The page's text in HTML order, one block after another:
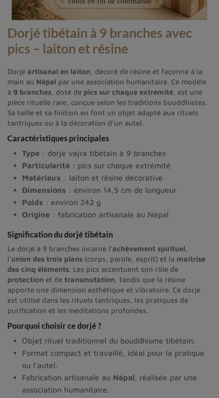
Dorjé tibétain à 9 branches avec
pics – laiton et résine
Dorjé artisanal en laiton , décoré de résine et façonné à la
main au Népal par une association humanitaire. Ce modèle
à 9 branches , doté de pics sur chaque extrémité , est une
pièce rituelle rare, conçue selon les traditions bouddhistes.
Sa taille et sa finition en font un objet adapté aux rituels
tantriques ou à la décoration d’un autel.
Caractéristiques principales
Type : dorjé vajra tibétain à 9 branches
Particularité : pics sur chaque extrémité
Matériaux : laiton et résine décorative
Dimensions : environ 14,5 cm de longueur
Poids : environ 242 g
Origine : fabrication artisanale au Népal
Signification du dorjé tibétain
Le dorjé à 9 branches incarne l’achèvement spirituel
l’union des trois plans (corps, parole, esprit) et la maîtrise
des cinq éléments. Les pics accentuent son rôle de
protection et de transmutation , tandis que la résine
apporte une dimension esthétique et vibratoire. Ce dorjé
est utilisé dans les rituels tantriques, les pratiques de
purification et les méditations profondes.
Pourquoi choisir ce dorjé ?
Objet rituel traditionnel du bouddhisme tibétain.
Format compact et travaillé, idéal pour la pratique
ou l’autel.
Fabrication artisanale au Népal , réalisée par une
association humanitaire.